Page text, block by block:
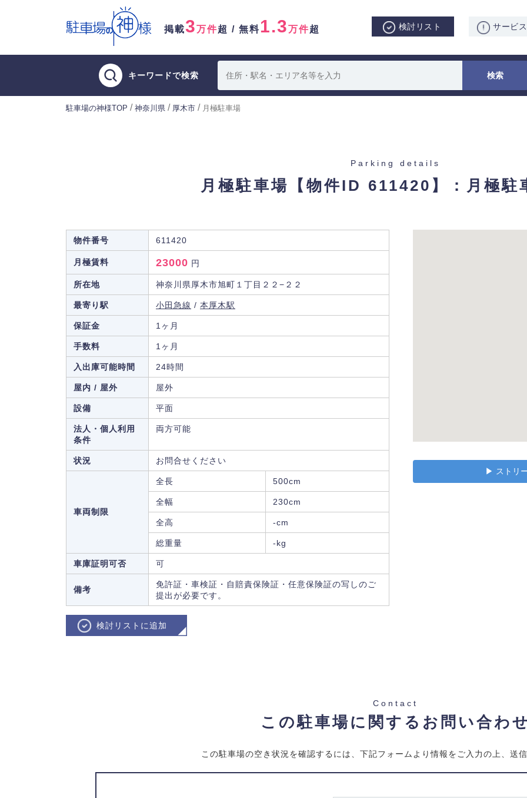
掲載3万件超 / 無料1.3万件超 検討リスト サービ
キーワードで検索
駐車場の神様TOP / 神奈川県 / 厚木市 / 月極駐車場
Parking details
月極駐車場 【物件ID 611420】：月極駐
物件番号 611420
月極賃料 23000 円
所在地 神奈川県厚木市旭町１丁目２２−２２
最寄り駅 小田急線 / 本厚木駅
保証金 1ヶ月
手数料 1ヶ月
入出庫可能時間 24時間
屋内 / 屋外 屋外
設備 平面
法人・個人利用
条件
両方可能
状況 お問合せください
車両制限
全長 500cm
全幅 230cm
全高 -cm
総重量 -kg
車庫証明可否 可
備考
免許証・車検証・自賠責保険証・任意保険証の写しのご
提出が必要です。
検討リストに追加
▶︎ ストリ
Contact
この駐車場に関するお問い合わせ
この駐車場の空き状況を確認するには、下記フォームより情報をご入力の上、送信